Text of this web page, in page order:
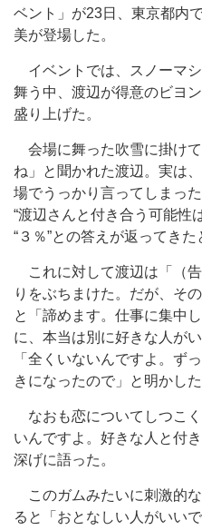
ベント」が23日、東京都内
美が登場した。
イベントでは、スノーマ
舞う中、渡辺が得意のビヨ
盛り上げた。
会場に舞った吹雪に掛け
ね」と聞かれた渡辺。実は
場でうっかり言ってしまっ
“渡辺さんと付き合う可能性
“３％”との答えが返ってきた
これに対して渡辺は「（
りをぶちまけた。だが、そ
と「諦めます。仕事に集中
に、本当は別に好きな人が
「全くいないんですよ。ず
きになったので」と明かした
なおも恋についてしつこ
いんですよ。好きな人と付
深げに語った。
このガムみたいに刺激的
ると「おとなしい人がいい